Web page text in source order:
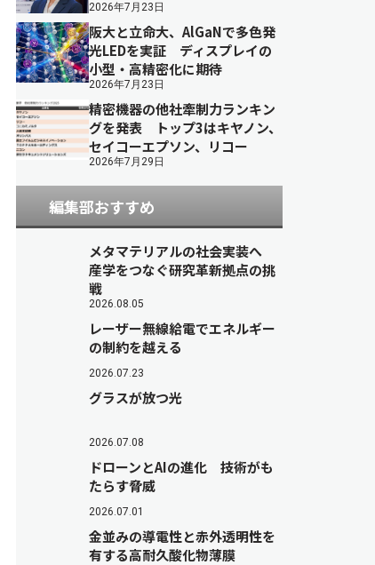
2026年7月23日
阪大と立命大、AlGaNで多色発
光LEDを実証 ディスプレイの
小型・高精密化に期待
2026年7月23日
精密機器の他社牽制力ランキン
グを発表 トップ3はキヤノン、
セイコーエプソン、リコー
2026年7月29日
編集部おすすめ
メタマテリアルの社会実装へ
産学をつなぐ研究革新拠点の挑
戦
2026.08.05
レーザー無線給電でエネルギー
の制約を越える
2026.07.23
グラスが放つ光
2026.07.08
ドローンとAIの進化 技術がも
たらす脅威
2026.07.01
金並みの導電性と赤外透明性を
有する高耐久酸化物薄膜